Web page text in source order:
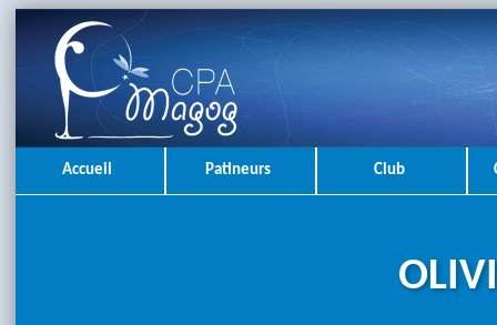
Accueil Patineurs Club